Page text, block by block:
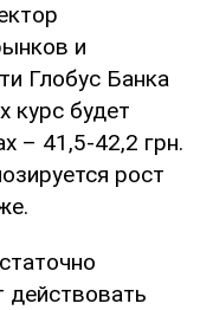
и
Глобус Банка
курс будет
– 41,5-42,2 грн.
рост
действовать